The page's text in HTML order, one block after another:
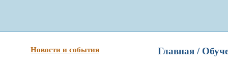
Новости и события Главная /